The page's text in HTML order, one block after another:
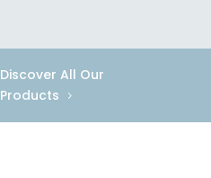
Discover All Our
Products